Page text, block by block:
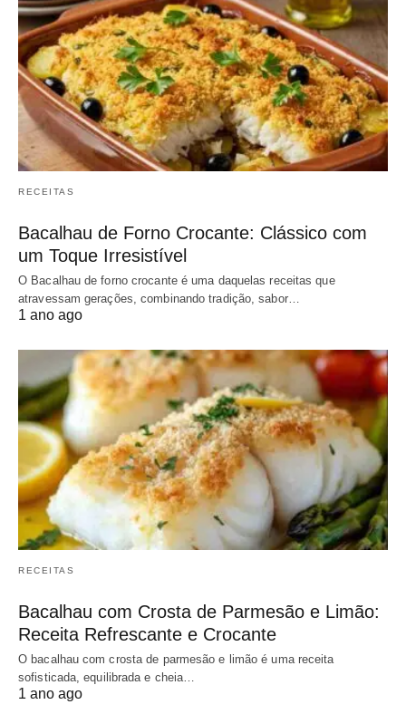
RECEITAS
Bacalhau de Forno Crocante: Clássico com
um Toque Irresistível
O Bacalhau de forno crocante é uma daquelas receitas que
atravessam gerações, combinando tradição, sabor…
1 ano ago
RECEITAS
Bacalhau com Crosta de Parmesão e Limão:
Receita Refrescante e Crocante
O bacalhau com crosta de parmesão e limão é uma receita
sofisticada, equilibrada e cheia…
1 ano ago